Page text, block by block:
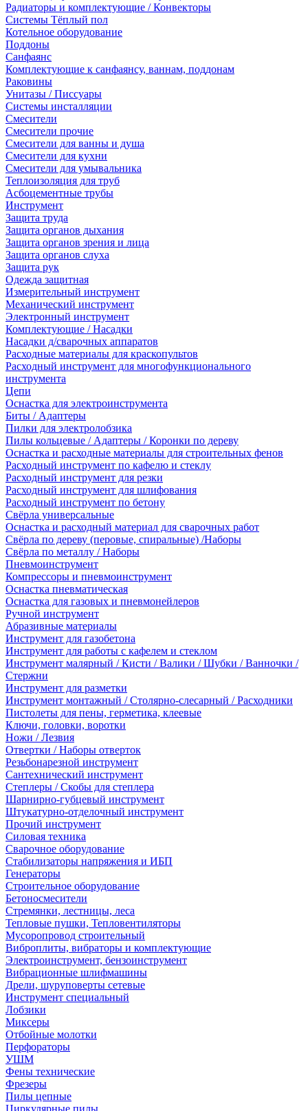
Радиаторы и комплектующие / Конвекторы
Системы Тёплый пол
Котельное оборудование
Поддоны
Санфаянс
Комплектующие к санфаянсу, ваннам, поддонам
Раковины
Унитазы / Писсуары
Системы инсталляции
Смесители
Смесители прочие
Смесители для ванны и душа
Смесители для кухни
Смесители для умывальника
Теплоизоляция для труб
Асбоцементные трубы
Инструмент
Защита труда
Защита органов дыхания
Защита органов зрения и лица
Защита органов слуха
Защита рук
Одежда защитная
Измерительный инструмент
Механический инструмент
Электронный инструмент
Комплектующие / Насадки
Насадки д/сварочных аппаратов
Расходные материалы для краскопультов
Расходный инструмент для многофункционального
инструмента
Цепи
Оснастка для электроинструмента
Биты / Адаптеры
Пилки для электролобзика
Пилы кольцевые / Адаптеры / Коронки по дереву
Оснастка и расходные материалы для строительных фенов
Расходный инструмент по кафелю и стеклу
Расходный инструмент для резки
Расходный инструмент для шлифования
Расходный инструмент по бетону
Свёрла универсальные
Оснастка и расходный материал для сварочных работ
Свёрла по дереву (перовые, спиральные) /Наборы
Свёрла по металлу / Наборы
Пневмоинструмент
Компрессоры и пневмоинструмент
Оснастка пневматическая
Оснастка для газовых и пневмонейлеров
Ручной инструмент
Абразивные материалы
Инструмент для газобетона
Инструмент для работы с кафелем и стеклом
Инструмент малярный / Кисти / Валики / Шубки / Ванночки /
Стержни
Инструмент для разметки
Инструмент монтажный / Столярно-слесарный / Расходники
Пистолеты для пены, герметика, клеевые
Ключи, головки, воротки
Ножи / Лезвия
Отвертки / Наборы отверток
Резьбонарезной инструмент
Сантехнический инструмент
Степлеры / Скобы для степлера
Шарнирно-губцевый инструмент
Штукатурно-отделочный инструмент
Прочий инструмент
Силовая техника
Сварочное оборудование
Стабилизаторы напряжения и ИБП
Генераторы
Строительное оборудование
Бетоносмесители
Стремянки, лестницы, леса
Тепловые пушки, Тепловентиляторы
Мусоропровод строительный
Виброплиты, вибраторы и комплектующие
Электроинструмент, бензоинструмент
Вибрационные шлифмашины
Дрели, шуруповерты сетевые
Инструмент специальный
Лобзики
Миксеры
Отбойные молотки
Перфораторы
УШМ
Фены технические
Фрезеры
Пилы цепные
Циркулярные пилы